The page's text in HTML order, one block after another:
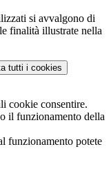
si avvalgono di
finalità illustrate nella
tutti i cookies
cookie consentire.
il funzionamento della
funzionamento potete